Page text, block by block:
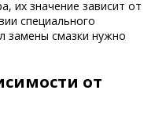
их значение зависит от
специального
замены смазки нужно
от